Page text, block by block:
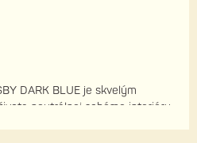
DARK BLUE je skvelým
neutrálnej schéme interiéru.